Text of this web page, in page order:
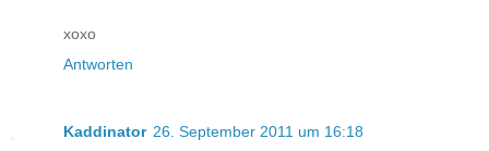
xoxo
Antworten
Kaddinator 26. September 2011 um 16:18